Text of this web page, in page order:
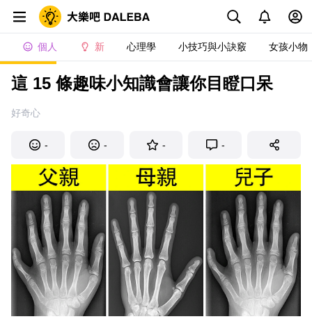
個人 新 心理學 小技巧與小訣竅 女孩小物
這 15 條趣味小知識會讓你目瞪口呆
好奇心
- - - -